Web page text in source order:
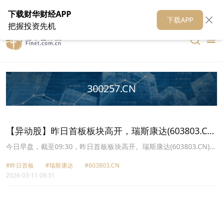
在线客服 关于我们 财华媒体矩阵 财华智库
300257.CN
【异动股】昨日首板板块高开，瑞斯康达(603803.CN)
涨10.0%
今日早盘，截至09:30，昨日首板板块高开。瑞斯康达(603803.CN)涨
(688655.CN)涨9.86%报32.3元，鼎信通讯(603421.CN)涨8.58%报
10.0元，开山股份(300257.CN)涨8.45%报37.23元，长飞光纤
#昨日首板 #瑞斯康达
#603803.CN
2026-03-11 09:31
下载财华财经APP
把握投资先机
下载APP